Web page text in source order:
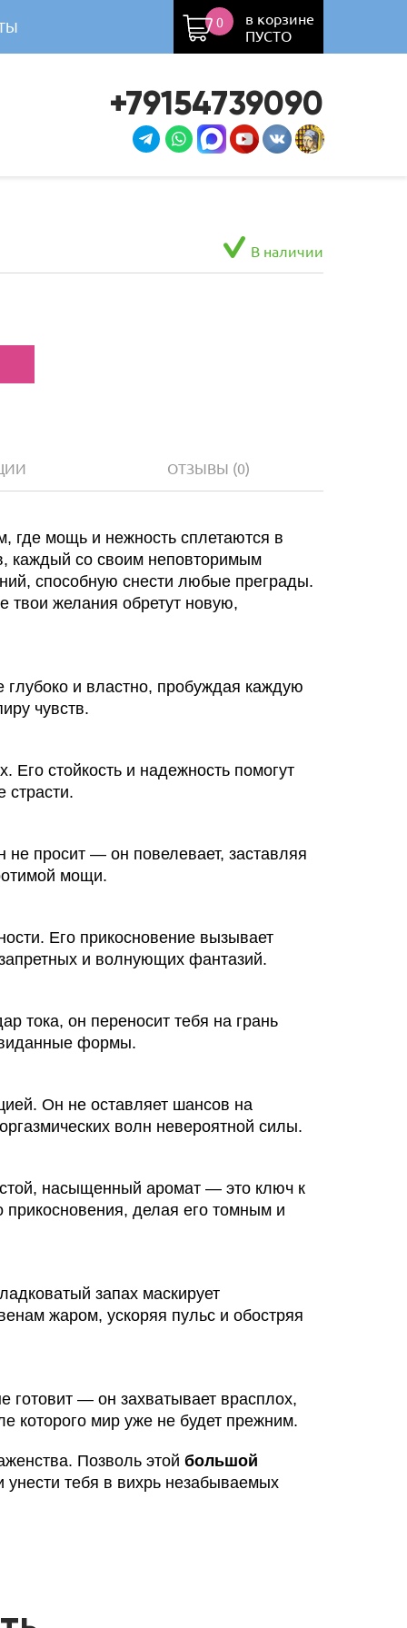
в корзине
ПУСТО
0
+79154739090
В наличии
ОТЗЫВЫ (0)
где мощь и нежность сплетаются в
каждый со своим неповторимым
способную снести любые преграды.
твои желания обретут новую,
и властно, пробуждая каждую
чувств.
Его стойкость и надежность помогут
страсти.
просит — он повелевает, заставляя
мощи.
Его прикосновение вызывает
и волнующих фантазий.
тока, он переносит тебя на грань
формы.
Он не оставляет шансов на
волн невероятной силы.
насыщенный аромат — это ключ к
делая его томным и
запах маскирует
жаром, ускоряя пульс и обостряя
готовит — он захватывает врасплох,
которого мир уже не будет прежним.
Позволь этой большой
унести тебя в вихрь незабываемых